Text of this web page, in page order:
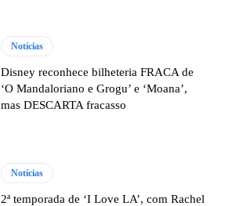
Notícias
Disney reconhece bilheteria FRACA de
‘O Mandaloriano e Grogu’ e ‘Moana’,
mas DESCARTA fracasso
Notícias
2ª temporada de ‘I Love LA’, com Rachel